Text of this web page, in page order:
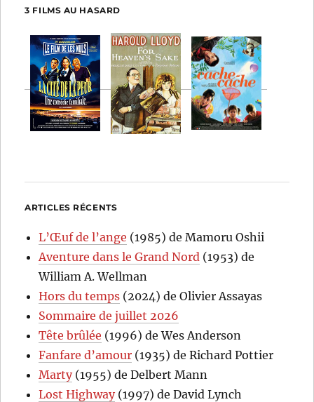
3 FILMS AU HASARD
ARTICLES RÉCENTS
L’Œuf de l’ange (1985) de Mamoru Oshii
Aventure dans le Grand Nord (1953) de
William A. Wellman
Hors du temps (2024) de Olivier Assayas
Sommaire de juillet 2026
Tête brûlée (1996) de Wes Anderson
Fanfare d’amour (1935) de Richard Pottier
Marty(1955) de Delbert Mann
Lost Highway(1997) de David Lynch